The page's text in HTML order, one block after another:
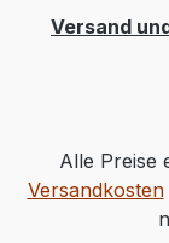
Versand
Alle Preise
Versandkosten